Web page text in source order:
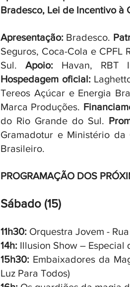
Bradesco, Lei de Incentivo à
Apresentação: Bradesco.
Seguros, Coca-Cola e CPFL
Sul. Apoio:
Hospedagem oficial:
Tereos Açúcar e Energia
Marca Produções.
do Rio Grande do Sul.
Gramadotur e Ministério
Brasileiro.
PROGRAMAÇÃO DOS
Sábado (15)
11h30: Orquestra Jovem -
14h: Illusion Show – Especial
15h30: Embaixadores da
Luz Para Todos)